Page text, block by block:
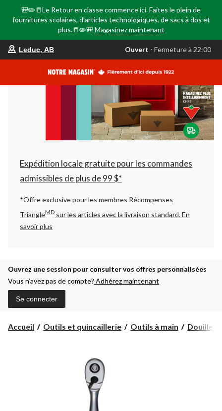
🎒✏️📒Le Retour en classe commence ici. Faites le plein de
fournitures scolaires, d'articles technologiques, de sacs à dos et
plus.📒✏️🎒 Magasinez maintenant
votre
est
AB,
Ouvert,
Fermeture
à
22:00
changer
Leduc, AB Ouvert ⋅ Fermeture à 22:00
Expédition locale gratuite pour les commandes
admissibles de plus de 99 $*
*Offre exclusive pour les membres Récompenses
TriangleMD sur les articles avec la livraison standard.En
savoir plus
Ouvrez une session pour consulter vos offres personnalisées
Vous n’avez pas de compte? Adhérez maintenant
Se connecter
Accueil Outils et quincaillerie Outils à main Douilles